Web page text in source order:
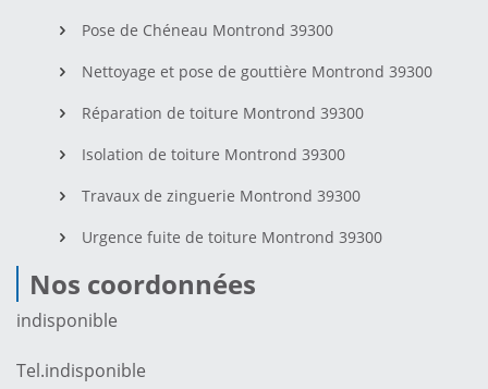
Pose de Chéneau Montrond 39300
Nettoyage et pose de gouttière Montrond 39300
Réparation de toiture Montrond 39300
Isolation de toiture Montrond 39300
Travaux de zinguerie Montrond 39300
Urgence fuite de toiture Montrond 39300
Nos coordonnées
indisponible
Tel.indisponible